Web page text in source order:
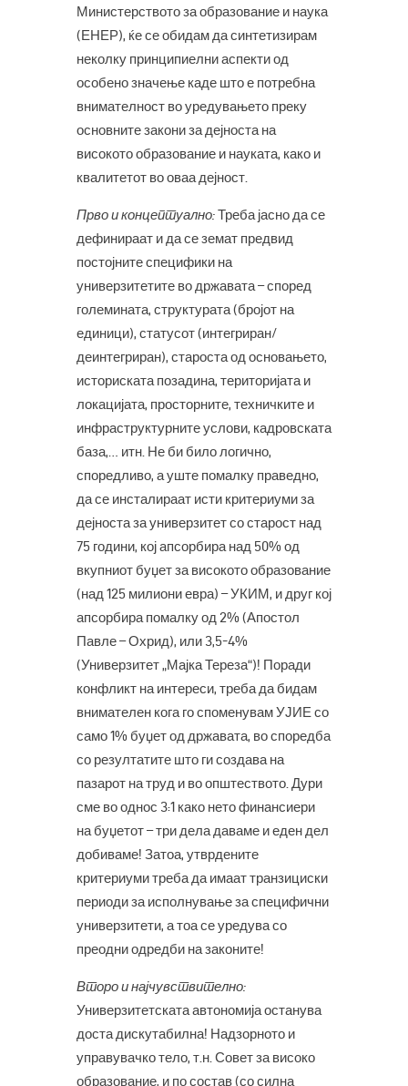
Министерството за образование и наука
(ЕНЕР), ќе се обидам да синтетизирам
неколку принципиелни аспекти од
особено значење каде што е потребна
внимателност во уредувањето преку
основните закони за дејноста на
високото образование и науката, како и
квалитетот во оваа дејност.
Прво и концептуално:Треба јасно да се
дефинираат и да се земат предвид
постојните специфики на
универзитетите во државата – според
големината, структурата (бројот на
единици), статусот (интегриран/
деинтегриран), староста од основањето,
историската позадина, територијата и
локацијата, просторните, техничките и
инфраструктурните услови, кадровската
база,… итн. Не би било логично,
споредливо, а уште помалку праведно,
да се инсталираат исти критериуми за
дејноста за универзитет со старост над
75 години, кој апсорбира над 50% од
вкупниот буџет за високото образование
(над 125 милиони евра) – УКИМ, и друг кој
апсорбира помалку од 2% (Апостол
Павле – Охрид), или 3,5-4%
(Универзитет „Мајка Тереза“)! Поради
конфликт на интереси, треба да бидам
внимателен кога го споменувам УЈИЕ со
само 1% буџет од државата, во споредба
со резултатите што ги создава на
пазарот на труд и во општеството. Дури
сме во однос 3:1 како нето финансиери
на буџетот – три дела даваме и еден дел
добиваме! Затоа, утврдените
критериуми треба да имаат транзициски
периоди за исполнување за специфични
универзитети, а тоа се уредува со
преодни одредби на законите!
Второ и најчувствително:
Универзитетската автономија останува
доста дискутабилна! Надзорното и
управувачко тело, т.н. Совет за високо
образование, и по состав (со силна